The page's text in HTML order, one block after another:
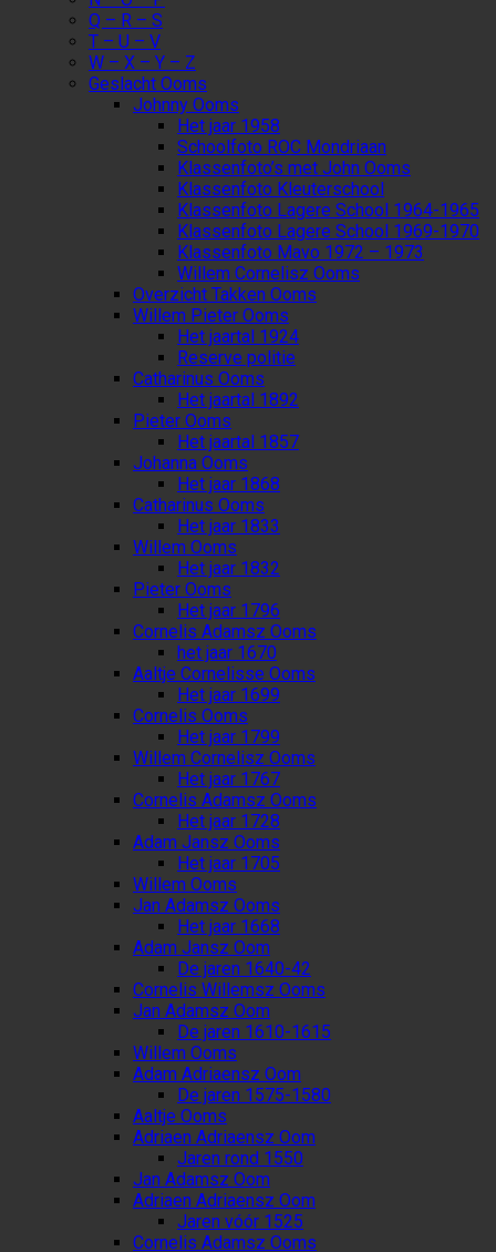
Q – R – S
T – U – V
W – X – Y – Z
Geslacht Ooms
Johnny Ooms
Het jaar 1958
Schoolfoto ROC Mondriaan
Klassenfoto’s met John Ooms
Klassenfoto Kleuterschool
Klassenfoto Lagere School 1964-1965
Klassenfoto Lagere School 1969-1970
Klassenfoto Mavo 1972 – 1973
Willem Cornelisz Ooms
Overzicht Takken Ooms
Willem Pieter Ooms
Het jaartal 1924
Reserve politie
Catharinus Ooms
Het jaartal 1892
Pieter Ooms
Het jaartal 1857
Johanna Ooms
Het jaar 1868
Catharinus Ooms
Het jaar 1833
Willem Ooms
Het jaar 1832
Pieter Ooms
Het jaar 1796
Cornelis Adamsz Ooms
het jaar 1670
Aaltje Cornelisse Ooms
Het jaar 1699
Cornelis Ooms
Het jaar 1799
Willem Cornelisz Ooms
Het jaar 1767
Cornelis Adamsz Ooms
Het jaar 1728
Adam Jansz Ooms
Het jaar 1705
Willem Ooms
Jan Adamsz Ooms
Het jaar 1668
Adam Jansz Oom
De jaren 1640-42
Cornelis Willemsz Ooms
Jan Adamsz Oom
De jaren 1610-1615
Willem Ooms
Adam Adriaensz Oom
De jaren 1575-1580
Aaltje Ooms
Adriaen Adriaensz Oom
Jaren rond 1550
Jan Adamsz Oom
Adriaen Adriaensz Oom
Jaren vóór 1525
Cornelis Adamsz Ooms